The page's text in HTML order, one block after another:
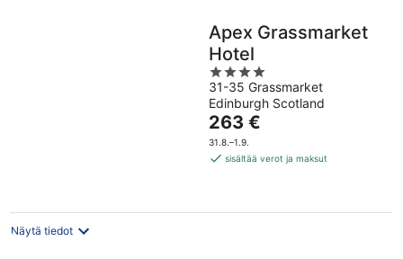
Apex Grassmarket
Hotel
4
out
of
5
31-35 Grassmarket
Edinburgh Scotland
Hinta
on
263 €
263 €
31.8.–1.9.
sisältää verot ja maksut
Näytä tiedot